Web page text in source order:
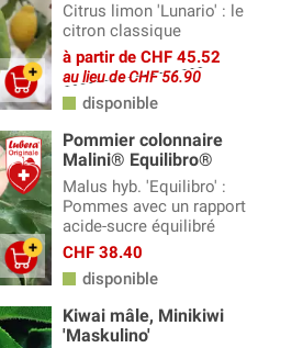
Citrus limon 'Lunario' : le
citron classique
à partir de CHF 45.52
au lieu de CHF 56.90
disponible
Pommier colonnaire
Malini® Equilibro®
Malus hyb. 'Equilibro' :
Pommes avec un rapport
acide-sucre équilibré
CHF 38.40
disponible
Kiwai mâle, Minikiwi
'Maskulino'